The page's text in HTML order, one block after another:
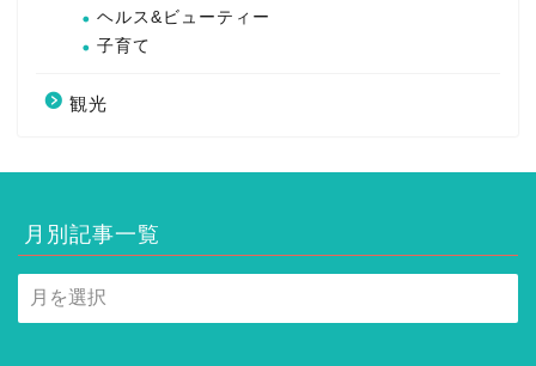
ヘルス&ビューティー
子育て
観光
月別記事一覧
月
別